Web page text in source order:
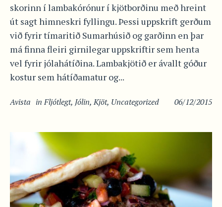
skorinn í lambakórónur í kjötborðinu með hreint
út sagt himneskri fyllingu. Þessi uppskrift gerðum
við fyrir tímaritið Sumarhúsið og garðinn en þar
má finna fleiri girnilegar uppskriftir sem henta
vel fyrir jólahátíðina. Lambakjötið er ávallt góður
kostur sem hátíðamatur og...
06/12/2015
Avista inFljótlegt, Jólin,Kjöt, Uncategorized